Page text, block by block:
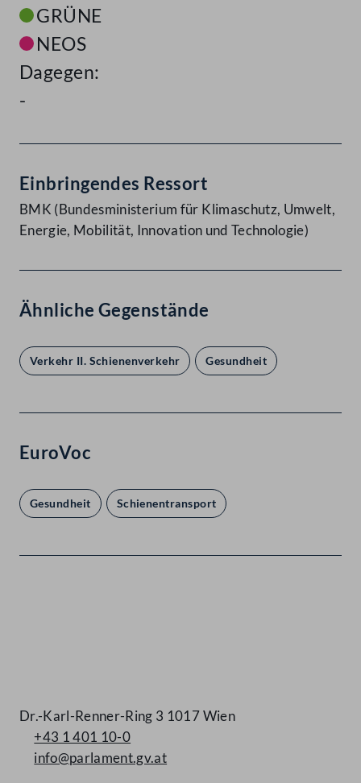
GRÜNE
NEOS
Dagegen:
-
Einbringendes Ressort
BMK (Bundesministerium für Klimaschutz, Umwelt,
Energie, Mobilität, Innovation und Technologie)
Ähnliche Gegenstände
Verkehr II. Schienenverkehr Gesundheit
EuroVoc
Gesundheit Schienentransport
Dr.-Karl-Renner-Ring 3 1017 Wien
+43 1 401 10-0
info@parlament.gv.at